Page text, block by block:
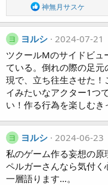
R
e
a
c
t
i
o
n
s
:
神無月サスケ
ヨ ヨルシ 2024-07-21
ツクールMのサイドビュ
ている。倒れの際の足
現で、立ち往生させた
イみたいなアクター1つ
い！作る行為を楽しむき
ヨ ヨルシ 2024-06-23
私のゲーム作る妄想の原
ペルガーさんなら気付く
一層語ります…。